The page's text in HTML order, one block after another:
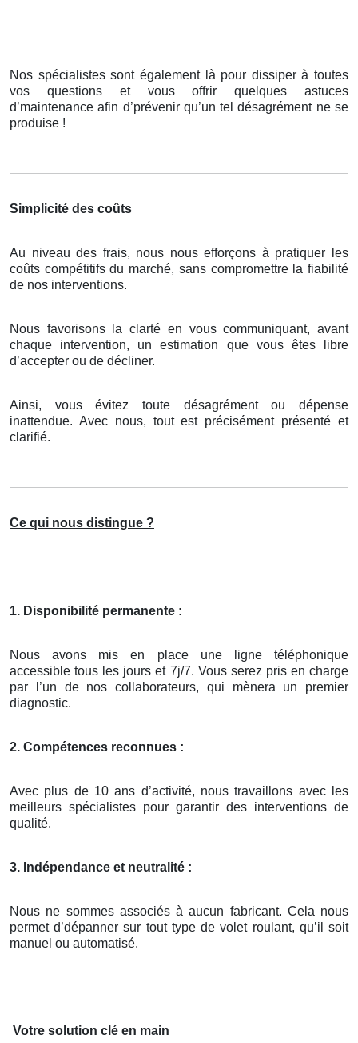
Nos spécialistes sont également là pour dissiper à toutes
vos questions et vous offrir quelques astuces
d’maintenance afin d’prévenir qu’un tel désagrément ne se
produise !
Simplicité des coûts
Au niveau des frais, nous nous efforçons à pratiquer les
coûts compétitifs du marché, sans compromettre la fiabilité
de nos interventions.
Nous favorisons la clarté en vous communiquant, avant
chaque intervention, un estimation que vous êtes libre
d’accepter ou de décliner.
Ainsi, vous évitez toute désagrément ou dépense
inattendue. Avec nous, tout est précisément présenté et
clarifié.
Ce qui nous distingue ?
1. Disponibilité permanente :
Nous avons mis en place une ligne téléphonique
accessible tous les jours et 7j/7. Vous serez pris en charge
par l’un de nos collaborateurs, qui mènera un premier
diagnostic.
2. Compétences reconnues :
Avec plus de 10 ans d’activité, nous travaillons avec les
meilleurs spécialistes pour garantir des interventions de
qualité.
3. Indépendance et neutralité :
Nous ne sommes associés à aucun fabricant. Cela nous
permet d’dépanner sur tout type de volet roulant, qu’il soit
manuel ou automatisé.
Votre solution clé en main